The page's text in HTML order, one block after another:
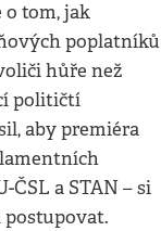
o tom, jak
poplatníků
hůře než
političtí
aby premiéra
ČSL a STAN – si
postupovat.